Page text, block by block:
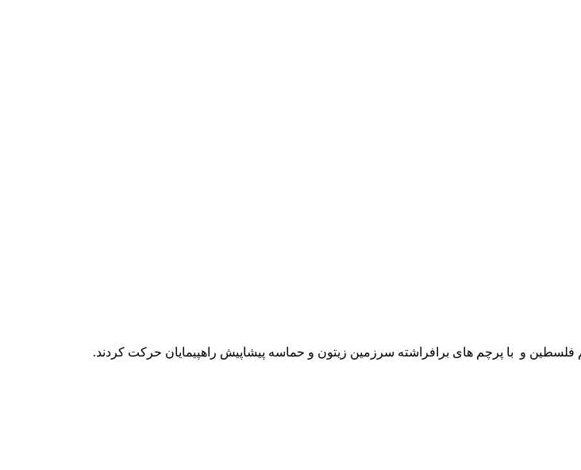
فلسطین و با پرچم های برافراشته سرزمین زیتون و حماسه پیشاپیش راهپیمایان حرکت کردند.